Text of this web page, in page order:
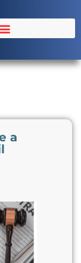
a